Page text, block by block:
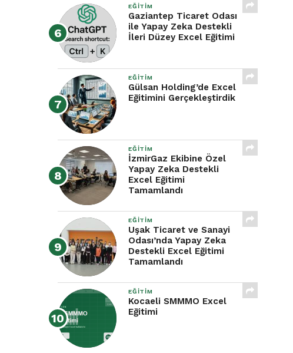
EĞITIM
Gaziantep Ticaret Odası
ile Yapay Zeka Destekli
İleri Düzey Excel Eğitimi
EĞITIM
Gülsan Holding’de Excel
Eğitimini Gerçekleştirdik
EĞITIM
İzmirGaz Ekibine Özel
Yapay Zeka Destekli
Excel Eğitimi
Tamamlandı
EĞITIM
Uşak Ticaret ve Sanayi
Odası’nda Yapay Zeka
Destekli Excel Eğitimi
Tamamlandı
EĞITIM
Kocaeli SMMMO Excel
Eğitimi